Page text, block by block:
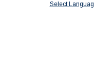
Select